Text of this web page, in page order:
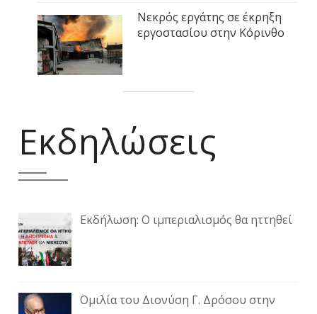
Νεκρός εργάτης σε έκρηξη
εργοστασίου στην Κόρινθο
Εκδηλώσεις
Εκδήλωση: Ο ιμπεριαλισμός θα ηττηθεί
Ομιλία του Διονύση Γ. Δρόσου στην